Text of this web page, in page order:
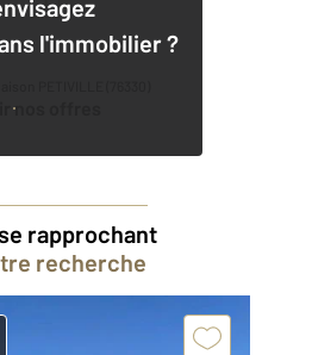
l'immobilier ?
nos offres
rapprochant
recherche